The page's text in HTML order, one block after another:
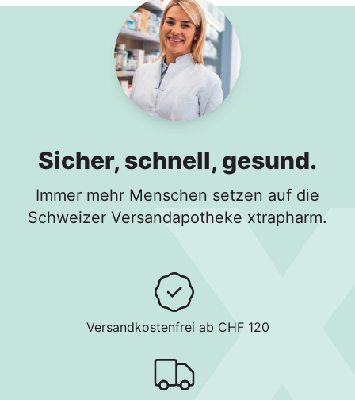
Sicher, schnell, gesund.
Immer mehr Menschen setzen auf die
Schweizer Versandapotheke xtrapharm.
Versandkostenfrei ab CHF 120